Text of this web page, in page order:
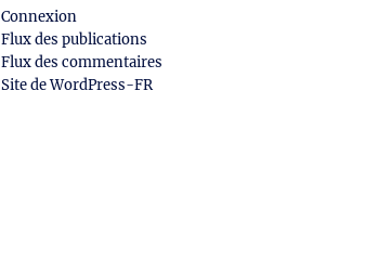
Connexion
Flux des publications
Flux des commentaires
Site de WordPress-FR